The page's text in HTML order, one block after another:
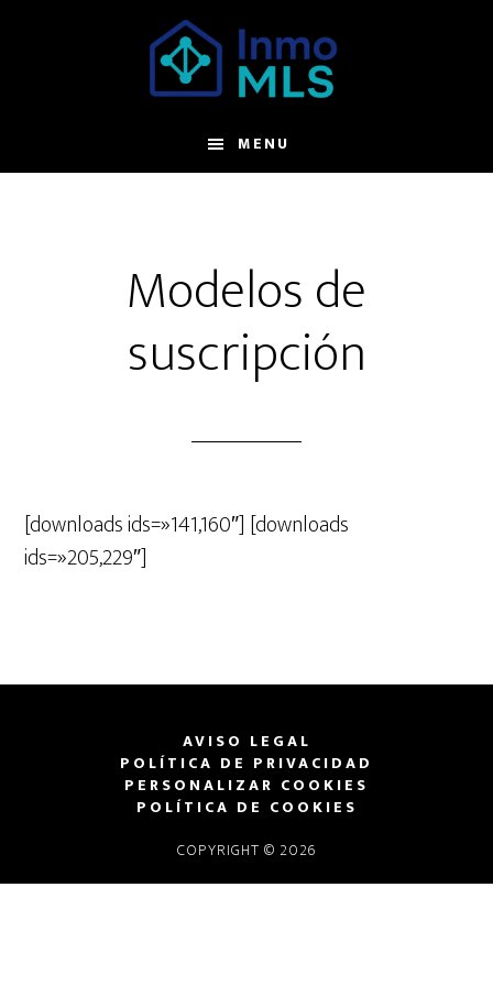
MENU
Modelos de
suscripción
[downloads ids=»141,160″] [downloads
ids=»205,229″]
AVISO LEGAL
POLÍTICA DE PRIVACIDAD
PERSONALIZAR COOKIES
POLÍTICA DE COOKIES
COPYRIGHT © 2026